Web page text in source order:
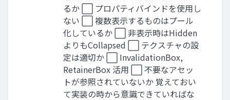
るか ⬜ プロパティバインドを使用し
ない ⬜ 複数表示するものはプール
化しているか ⬜ 非表示時はHidden
よりもCollapsed ⬜ テクスチャの設
定は適切か ⬜ InvalidationBox,
RetainerBox 活用 ⬜ 不要なアセッ
トが参照されていないか 覚えておい
て実装の時から意識できていればな